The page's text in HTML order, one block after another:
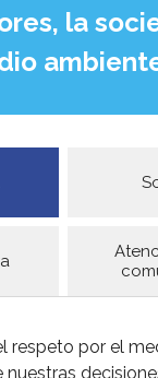
la
respeto por el
nuestras